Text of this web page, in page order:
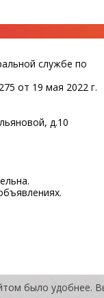
службе по
от 19 мая 2022 г.
д.10
было удобнее.